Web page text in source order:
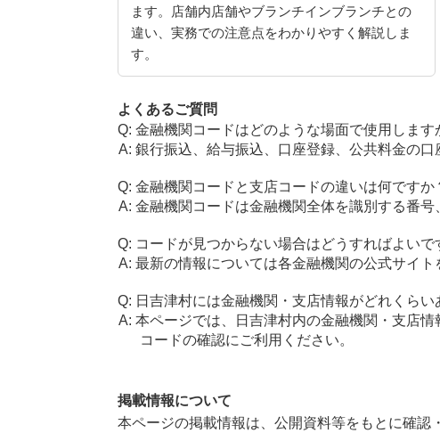
ます。店舗内店舗やブランチインブランチとの
違い、実務での注意点をわかりやすく解説しま
す。
よくあるご質問
金融機関コードはどのような場面で使用します
銀行振込、給与振込、口座登録、公共料金の口
金融機関コードと支店コードの違いは何ですか
金融機関コードは金融機関全体を識別する番
コードが見つからない場合はどうすればよいで
最新の情報については各金融機関の公式サイト
日吉津村には金融機関・支店情報がどれくらい
本ページでは、日吉津村内の金融機関・支店
コードの確認にご利用ください。
掲載情報について
本ページの掲載情報は、公開資料等をもとに確